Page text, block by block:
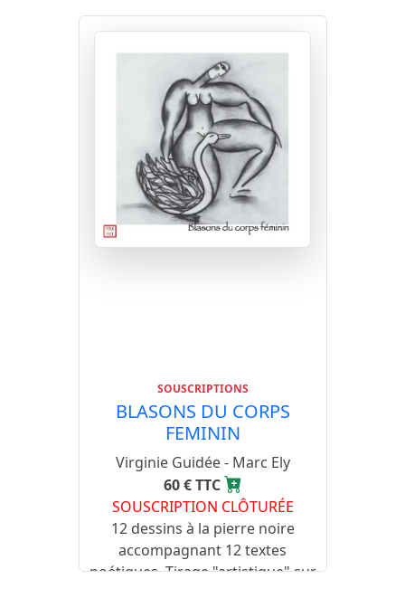
SOUSCRIPTIONS
BLASONS DU CORPS
FEMININ
Virginie Guidée - Marc Ely
60 € TTC
SOUSCRIPTION CLÔTURÉE
12 dessins à la pierre noire
accompagnant 12 textes
poétiques. Tirage "artistique" sur